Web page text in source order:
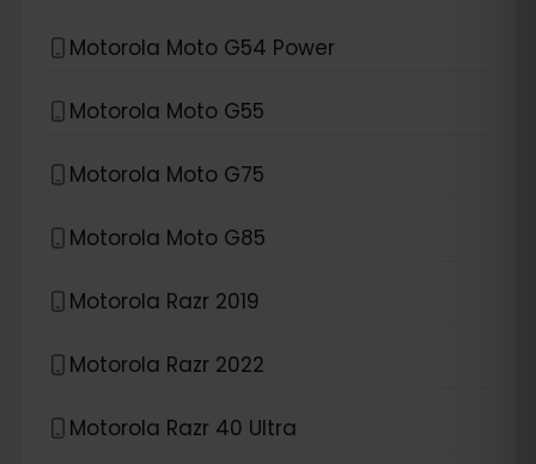
Motorola Moto G54 Power
Motorola Moto G55
Motorola Moto G75
Motorola Moto G85
Motorola Razr 2019
Motorola Razr 2022
Motorola Razr 40 Ultra